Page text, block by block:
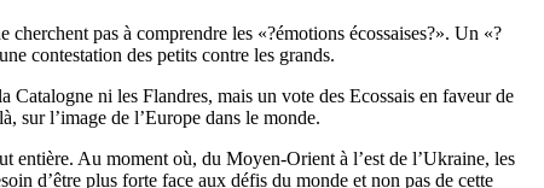
pas à comprendre les «?émotions écossaises?». Un «?
contestation des petits contre les grands.
ni les Flandres, mais un vote des Ecossais en faveur de
sur l’image de l’Europe dans le monde.
entière. Au moment où, du Moyen-Orient à l’est de l’Ukraine, les
d’être plus forte face aux défis du monde et non pas de cette